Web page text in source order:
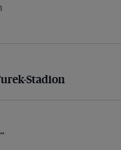
Stadion
Stadion